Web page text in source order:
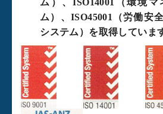
ム）、ISO14001（環境
ム）、ISO45001（労働安
システム）を取得していま